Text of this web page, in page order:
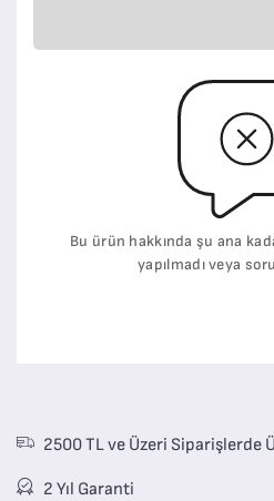
Bu ürün hakkında şu ana
yapılmadı veya
2500 TL ve Üzeri Siparişlerde
2 Yıl Garanti